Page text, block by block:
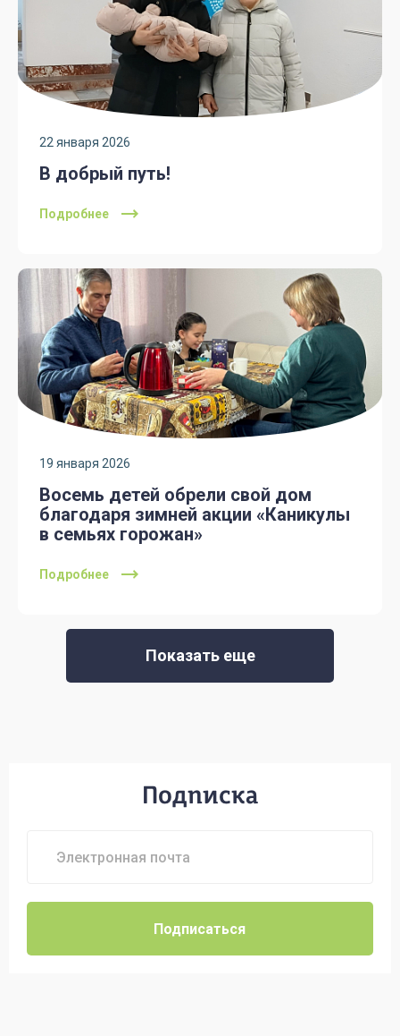
22 января 2026
В добрый путь!
Подробнее
19 января 2026
Восемь детей обрели свой дом
благодаря зимней акции «Каникулы
в семьях горожан»
Подробнее
Показать еще
Подписка
Подписаться